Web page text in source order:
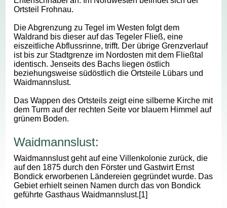
Ortsteil Frohnau.
Die Abgrenzung zu Tegel im Westen folgt dem
Waldrand bis dieser auf das Tegeler Fließ, eine
eiszeitliche Abflussrinne, trifft. Der übrige Grenzverlauf
ist bis zur Stadtgrenze im Nordosten mit dem Fließtal
identisch. Jenseits des Bachs liegen östlich
beziehungsweise südöstlich die Ortsteile Lübars und
Waidmannslust.
Das Wappen des Ortsteils zeigt eine silberne Kirche mit
dem Turm auf der rechten Seite vor blauem Himmel auf
grünem Boden.
Waidmannslust:
Waidmannslust geht auf eine Villenkolonie zurück, die
auf den 1875 durch den Förster und Gastwirt Ernst
Bondick erworbenen Ländereien gegründet wurde. Das
Gebiet erhielt seinen Namen durch das von Bondick
geführte Gasthaus Waidmannslust.[1]